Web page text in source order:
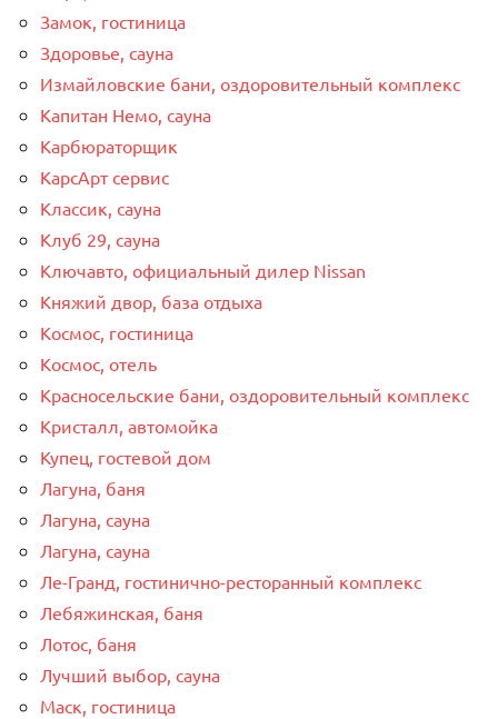
Замок, гостиница
Здоровье, сауна
Измайловские бани, оздоровительный комплекс
Капитан Немо, сауна
Карбюраторщик
КарсАрт сервис
Классик, сауна
Клуб 29, сауна
Ключавто, официальный дилер Nissan
Княжий двор, база отдыха
Космос, гостиница
Космос, отель
Красносельские бани, оздоровительный комплекс
Кристалл, автомойка
Купец, гостевой дом
Лагуна, баня
Лагуна, сауна
Лагуна, сауна
Ле-Гранд, гостинично-ресторанный комплекс
Лебяжинская, баня
Лотос, баня
Лучший выбор, сауна
Маск, гостиница